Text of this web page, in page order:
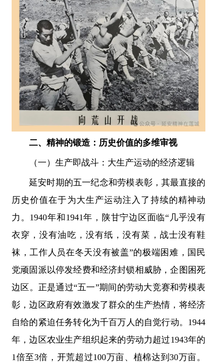
二、精神的锻造：历史价值的多维审视
（一）生产即战斗：大生产运动的经济逻辑
延安时期的五一纪念和劳模表彰，其最直接的
历史价值在于为大生产运动注入了持续的精神动
力。1940年和1941年，陕甘宁边区面临“几乎没有
衣穿，没有油吃，没有纸，没有菜，战士没有鞋
袜，工作人员在冬天没有被盖”的极端困难，国民
党顽固派以停发经费和经济封锁相威胁，企图困死
边区。正是通过“五一”期间的劳动大竞赛和劳模表
彰，边区政府有效激发了群众的生产热情，将经济
自给的紧迫任务转化为千百万人的自觉行动。1944
年，边区农业生产组织起来的劳动力超过1943年的
1倍至3倍，开荒超过100万亩、植棉达到30万亩。